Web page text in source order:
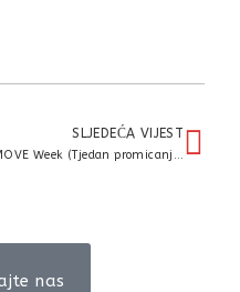
SLJEDEĆA VIJEST
MOVE Week (Tjedan promicanja tjelesne aktivnosti) – Sastanak MOVE Week partnera iz Međimurske županije
nas